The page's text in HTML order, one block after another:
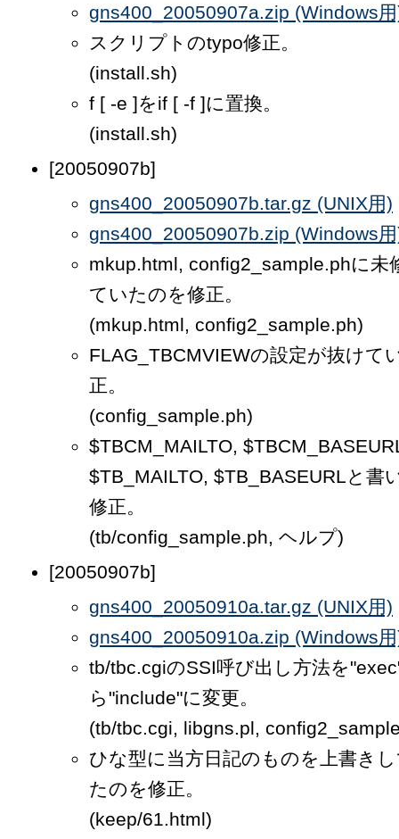
gns400_20050907a.zip (Windows
スクリプトのtypo修正。
(install.sh)
f [ -e ]をif [ -f ]に置換。
(install.sh)
[20050907b]
gns400_20050907b.tar.gz (UNIX用)
gns400_20050907b.zip (Windows
mkup.html, config2_sample.phに未
ていたのを修正。
(mkup.html, config2_sample.ph)
FLAG_TBCMVIEWの設定が抜けて
正。
(config_sample.ph)
$TBCM_MAILTO,
$TB_MAILTO, $TB_BASEURLと書
修正。
(tb/config_sample.ph, ヘルプ)
[20050907b]
gns400_20050910a.tar.gz (UNIX用)
gns400_20050910a.zip (Windows
tb/tbc.cgiのSSI呼び出し方法を
ら"include"に変更。
(tb/tbc.cgi, libgns.pl,
ひな型に当方日記のものを上書き
たのを修正。
(keep/61.html)